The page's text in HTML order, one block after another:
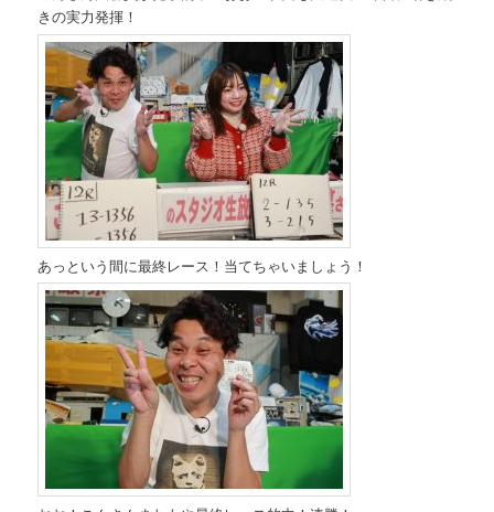
きの実力発揮！
あっという間に最終レース！当てちゃいましょう！